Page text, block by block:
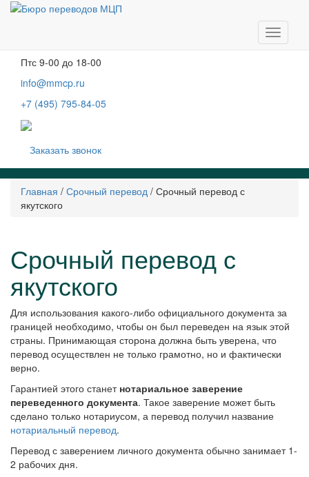
Москва, м. Тургеневская, Чистые пруды
Птс 9-00 до 18-00
info@mmcp.ru
+7 (495) 795-84-05
Заказать звонок
Главная / Срочный перевод / Срочный перевод с
якутского
Срочный перевод с
якутского
Для использования какого-либо официального документа за
границей необходимо, чтобы он был переведен на язык этой
страны. Принимающая сторона должна быть уверена, что
перевод осуществлен не только грамотно, но и фактически
верно.
Гарантией этого станет нотариальное заверение
переведенного документа. Такое заверение может быть
сделано только нотариусом, а перевод получил название
нотариальный перевод.
Перевод с заверением личного документа обычно занимает 1-
2 рабочих дня.